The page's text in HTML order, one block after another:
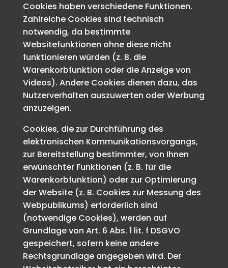
Cookies haben verschiedene Funktionen.
Zahlreiche Cookies sind technisch
notwendig, da bestimmte
Websitefunktionen ohne diese nicht
funktionieren würden (z. B. die
Warenkorbfunktion oder die Anzeige von
Videos). Andere Cookies dienen dazu, das
Nutzerverhalten auszuwerten oder Werbung
anzuzeigen.
Cookies, die zur Durchführung des
elektronischen Kommunikationsvorgangs,
zur Bereitstellung bestimmter, von Ihnen
erwünschter Funktionen (z. B. für die
Warenkorbfunktion) oder zur Optimierung
der Website (z. B. Cookies zur Messung des
Webpublikums) erforderlich sind
(notwendige Cookies), werden auf
Grundlage von Art. 6 Abs. 1 lit. f DSGVO
gespeichert, sofern keine andere
Rechtsgrundlage angegeben wird. Der